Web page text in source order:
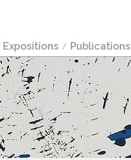
Expositions Publications